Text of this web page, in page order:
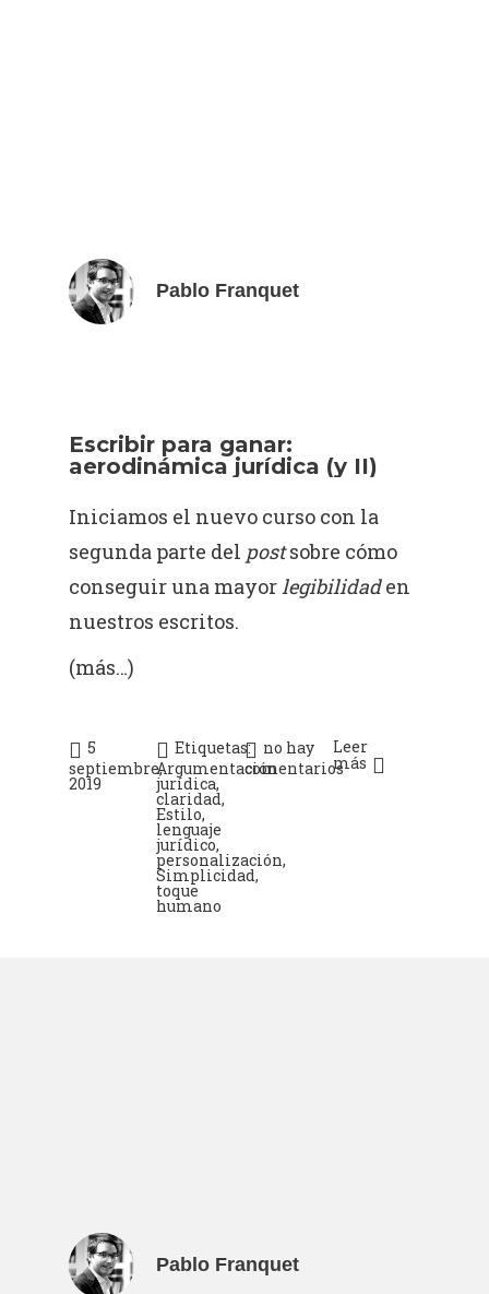
Pablo Franquet
Escribir para ganar:
aerodinámica jurídica (y II)
Iniciamos el nuevo curso con la
segunda parte del postsobre cómo
conseguir una mayorlegibilidaden
nuestros escritos.
(más…)
5
septiembre,
2019
Etiquetas:
Argumentación
jurídica,
claridad,
Estilo,
lenguaje
jurídico,
personalización,
Simplicidad,
toque
humano
no hay
comentarios
Leer
más
Pablo Franquet